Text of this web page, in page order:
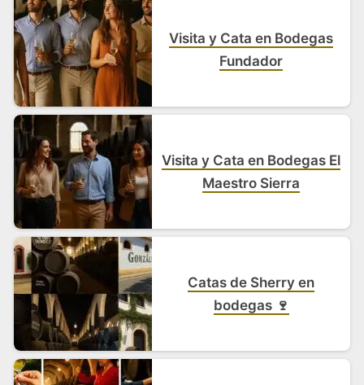
Visita y Cata en Bodegas
Fundador
Visita y Cata en Bodegas El
Maestro Sierra
Catas de Sherry en
bodegas 🍷